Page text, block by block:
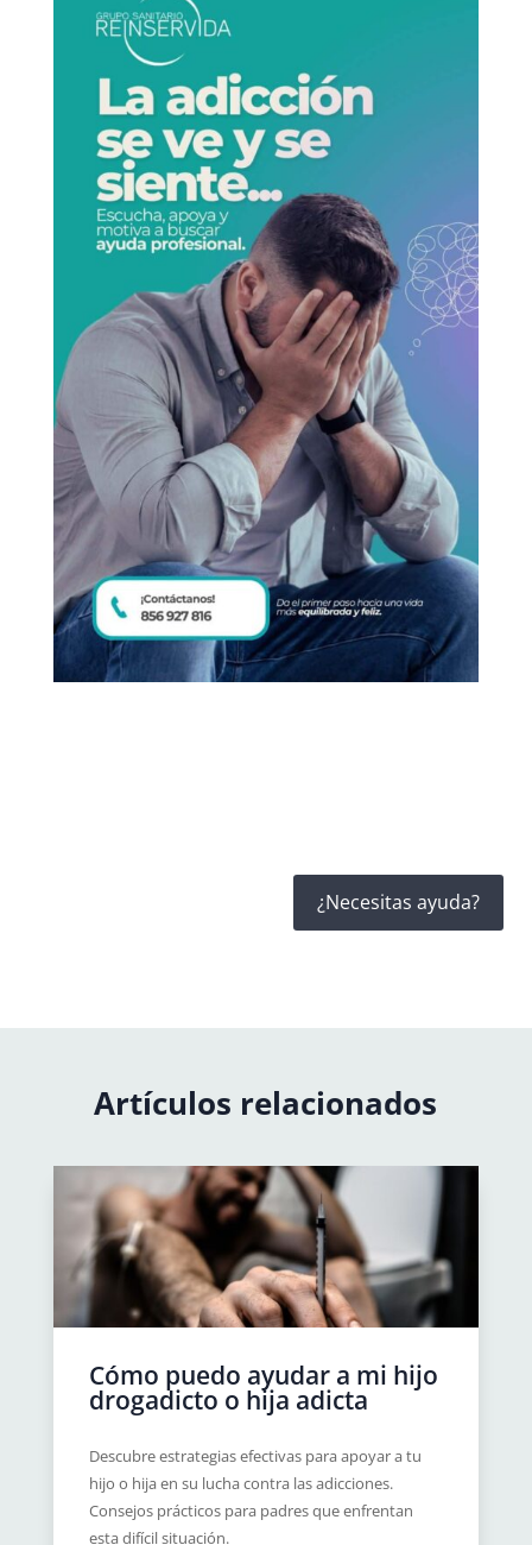
¿Necesitas ayuda?
Artículos relacionados
Cómo puedo ayudar a mi hijo
drogadicto o hija adicta
Descubre estrategias efectivas para apoyar a tu
hijo o hija en su lucha contra las adicciones.
Consejos prácticos para padres que enfrentan
esta difícil situación.